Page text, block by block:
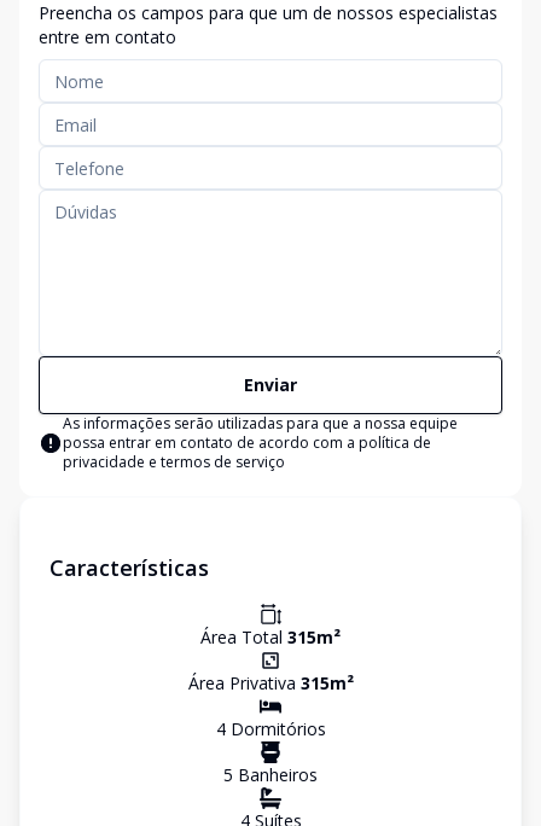
Preencha os campos para que um de nossos especialistas
entre em contato
Enviar
As informações serão utilizadas para que a nossa equipe
possa entrar em contato de acordo com a política de
privacidade e termos de serviço
Características
Área Total 315m²
Área Privativa 315m²
4Dormitórios
5 Banheiros
4Suítes